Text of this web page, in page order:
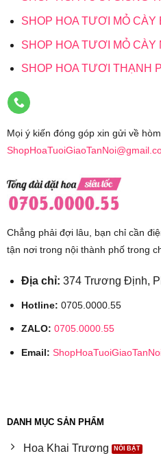
đất trước khi tưới bằng
cần tưới nước. Tưới vào
tối để tránh làm tổn
bị cháy lá hoặc héo.
Kiểm tra sâu bệnh:
của sâu bệnh. Các dấu
hoặc xuất hiện đốm đen
thuốc bảo vệ thực vật
Thông gió:Đảm bảo
thoáng gió để tránh sự
giảm nguy cơ mắc bệnh.
gian để phát triển. Khi
SHOP HOA TƯƠI MỎ CÀY
SHOP HOA TƯƠI MỎ CÀY
SHOP HOA TƯƠI THẠNH
Mọi ý kiến đóng góp xin gửi về
Chẳng phải đợi lâu, bạn chỉ cần
tận nơi trong nội thành phố trong
Địa chỉ: 374 Trương Định,
Hotline: 0705.0000.55
ZALO: 0705.0000.55
Email:
DANH MỤC SẢN PHẨM
Hoa Khai Trương